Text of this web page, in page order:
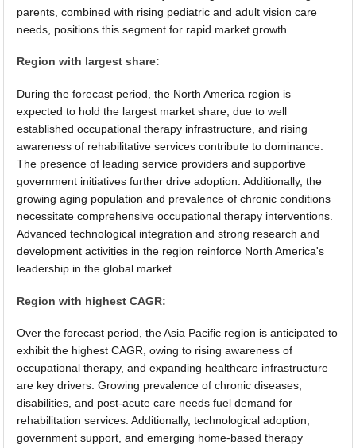
parents, combined with rising pediatric and adult vision care
needs, positions this segment for rapid market growth.
Region with largest share:
During the forecast period, the North America region is
expected to hold the largest market share, due to well
established occupational therapy infrastructure, and rising
awareness of rehabilitative services contribute to dominance.
The presence of leading service providers and supportive
government initiatives further drive adoption. Additionally, the
growing aging population and prevalence of chronic conditions
necessitate comprehensive occupational therapy interventions.
Advanced technological integration and strong research and
development activities in the region reinforce North America's
leadership in the global market.
Region with highest CAGR:
Over the forecast period, the Asia Pacific region is anticipated to
exhibit the highest CAGR, owing to rising awareness of
occupational therapy, and expanding healthcare infrastructure
are key drivers. Growing prevalence of chronic diseases,
disabilities, and post-acute care needs fuel demand for
rehabilitation services. Additionally, technological adoption,
government support, and emerging home-based therapy